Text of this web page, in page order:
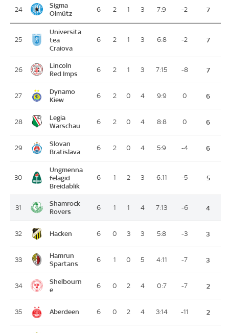
24
Sigma
Olmütz
6 2 1 3 7:9 -2 7
25
Universita
tea
Craiova
6 2 1 3 6:8 -2 7
26
Lincoln
Red Imps
6 2 1 3 7:15 -8 7
27
Dynamo
Kiew
6 2 0 4 9:9 0 6
28
Legia
Warschau
6 2 0 4 8:8 0 6
29
Slovan
Bratislava
6 2 0 4 5:9 -4 6
30
Ungmenna
felagid
Breidablik
6 1 2 3 6:11 -5 5
31
Shamrock
Rovers
6 1 1 4 7:13 -6 4
32 Hacken 6 0 3 3 5:8 -3 3
33
Hamrun
Spartans
6 1 0 5 4:11 -7 3
34
Shelbourn
e
6 0 2 4 0:7 -7 2
35 Aberdeen 6 0 2 4 3:14 -11 2